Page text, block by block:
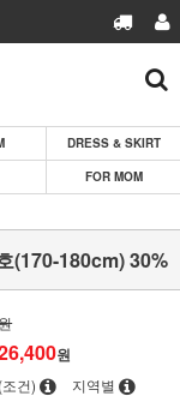
DRESS & SKIRT
FOR MOM
(170-180cm) 30%
원
(조건) 지역별